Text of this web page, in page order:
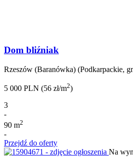
Dom bliźniak
Rzeszów (Baranówka) (Podkarpackie,
5 000 PLN (56 zł/m2)
3
-
90 m2
-
Przejdź do oferty
Na